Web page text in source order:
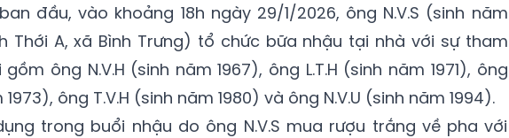
đầu, vào khoảng 18h ngày 29/1/2026, ông N.V.S (sinh năm
Thới A, xã Bình Trưng) tổ chức bữa nhậu tại nhà với sự tham
ông N.V.H (sinh năm 1967), ông L.T.H (sinh năm 1971), ông
1973), ông T.V.H (sinh năm 1980) và ông N.V.U (sinh năm 1994).
trong buổi nhậu do ông N.V.S mua rượu trắng về pha với